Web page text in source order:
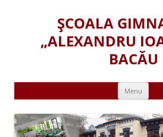
ŞCOALA
„ALEXANDRU
BACĂU
Menu